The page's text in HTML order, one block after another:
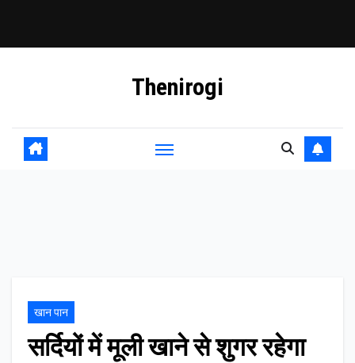
Thenirogi
खान पान
सर्दियों में मूली खाने से शुगर रहेगा